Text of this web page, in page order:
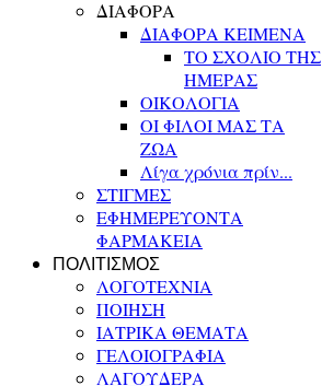
ΔΙΑΦΟΡΑ
ΔΙΑΦΟΡΑ ΚΕΙΜΕΝΑ
ΤΟ ΣΧΟΛΙΟ ΤΗΣ
ΗΜΕΡΑΣ
ΟΙΚΟΛΟΓΙΑ
ΟΙ ΦΙΛΟΙ ΜΑΣ ΤΑ
ΖΩΑ
Λίγα χρόνια πρίν...
ΣΤΙΓΜΕΣ
ΕΦΗΜΕΡΕΥΟΝΤΑ
ΦΑΡΜΑΚΕΙΑ
ΠΟΛΙΤΙΣΜΟΣ
ΛΟΓΟΤΕΧΝΙΑ
ΠΟΙΗΣΗ
ΙΑΤΡΙΚΑ ΘΕΜΑΤΑ
ΓΕΛΟΙΟΓΡΑΦΙΑ
ΛΑΓΟΥΔΕΡΑ